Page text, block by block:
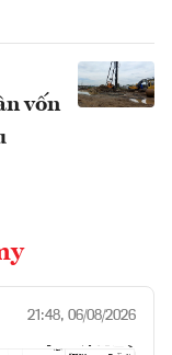
vốn
21:48, 06/08/2026